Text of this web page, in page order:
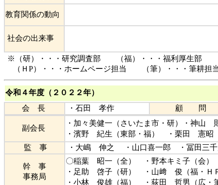
教育関係の動向
社会の出来事
※（研）・・・研究調査部 （福）・・・福利厚生
（ＨP）・・・ホームページ担当 （筆）・・・筆耕担
令和４年度（２０２２年）
会 長
・石田 孝作 顧 問
副会長
・加々美健一（さいたま市・研）・神
・濱野 紀生（東部・福） ・栗田 憲昭
監 事
・大嶋 伸之 ・山口喜一郎 ・冨田三千
幹 事
事務局
〇稲葉 昭一（全） ・野本キミ子（会
・足助 啓子（研） ・山﨑 俊（福・
・小林 俊雄（福） ・荻田 哲男（広